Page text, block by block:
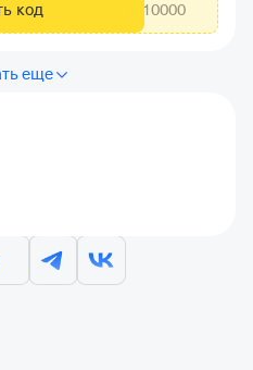
код TDW10000
еще